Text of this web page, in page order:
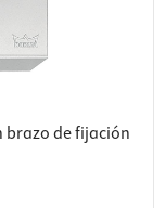
brazo de fijación